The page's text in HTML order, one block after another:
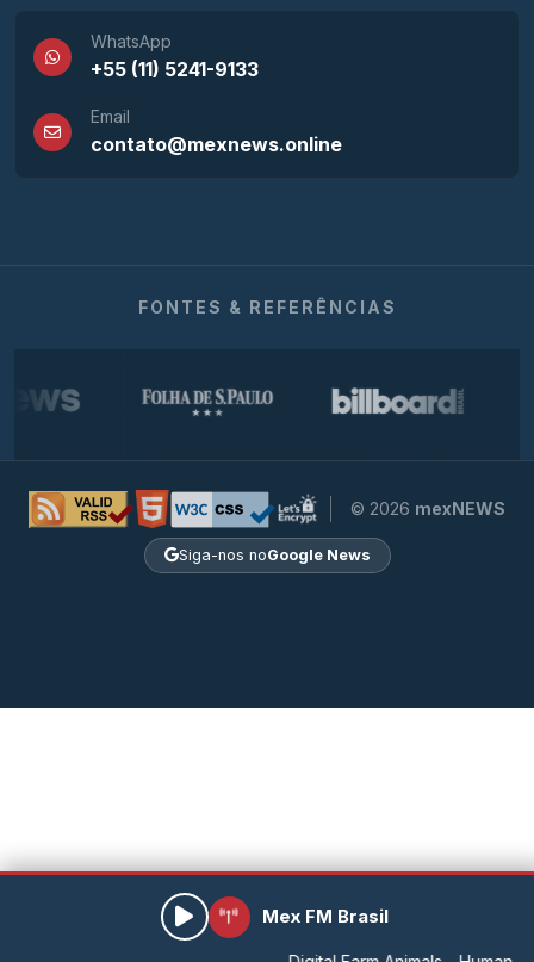
WhatsApp
+55 (11) 5241-9133
Email
contato@mexnews.online
FONTES & REFERÊNCIAS
© 2026 mexNEWS
Siga-nos noGoogle News
Mex FM Brasil